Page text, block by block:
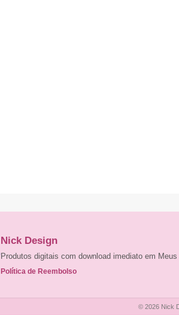
Nick Design
Produtos digitais com download imediato em Meus
Política de Reembolso
© 2026 Nick